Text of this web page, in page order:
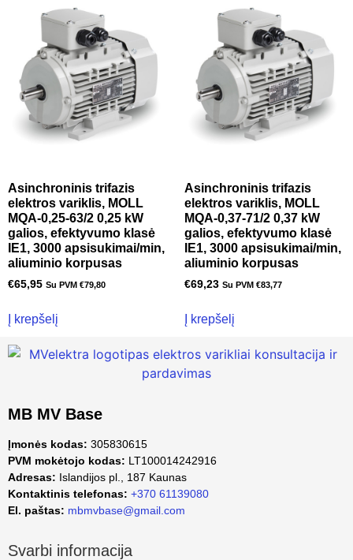
Asinchroninis trifazis
elektros variklis, MOLL
MQA-0,25-63/2 0,25 kW
galios, efektyvumo klasė
IE1, 3000 apsisukimai/min,
aliuminio korpusas
€65,95 Su PVM €79,80
Į krepšelį
Asinchroninis trifazis
elektros variklis, MOLL
MQA-0,37-71/2 0,37 kW
galios, efektyvumo klasė
IE1, 3000 apsisukimai/min,
aliuminio korpusas
€69,23 Su PVM €83,77
Į krepšelį
MB MV Base
Įmonės kodas: 305830615
PVM mokėtojo kodas: LT100014242916
Adresas: Islandijos pl., 187 Kaunas
Kontaktinis telefonas: +370 61139080
El. paštas: mbmvbase@gmail.com
Svarbi informacija